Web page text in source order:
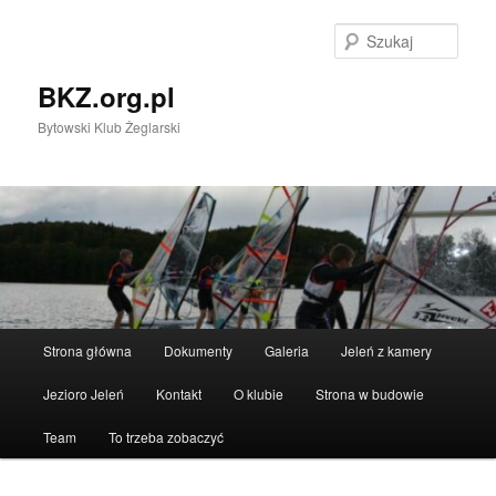
BKZ.org.pl
Bytowski Klub Żeglarski
Strona główna Dokumenty Galeria Jeleń z kamery
Jezioro Jeleń Kontakt O klubie Strona w budowie
Team To trzeba zobaczyć